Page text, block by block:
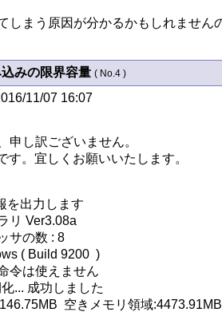
しまう原因が分かるかもしれません
みの限界容量 ( No.4 )
11/07 16:07
申し訳ございません。
す。宜しくお願いいたします。
を出力します
... 成功しました
空きメモリ領域